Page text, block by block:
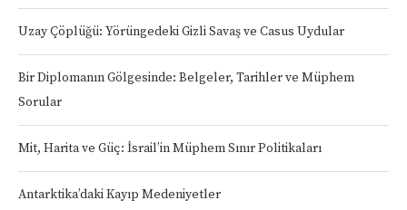
Uzay Çöplüğü: Yörüngedeki Gizli Savaş ve Casus Uydular
Bir Diplomanın Gölgesinde: Belgeler, Tarihler ve Müphem
Sorular
Mit, Harita ve Güç: İsrail’in Müphem Sınır Politikaları
Antarktika’daki Kayıp Medeniyetler